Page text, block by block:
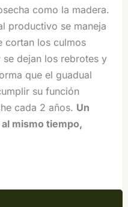
como la madera.
productivo se maneja
cortan los culmos
dejan los rebrotes y
que el guadual
su función
cada 2 años. Un
mismo tiempo,